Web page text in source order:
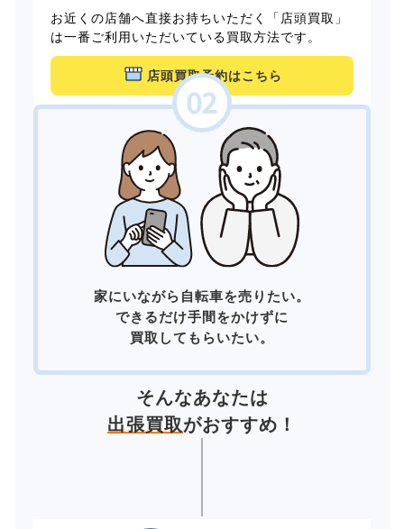
お近くの店舗へ直接お持ちいただく「店頭買取」
は一番ご利用いただいている買取方法です。
店頭買取予約はこちら
家にいながら自転車を売りたい。
できるだけ手間をかけずに
買取してもらいたい。
そんなあなたは
出張買取がおすすめ！